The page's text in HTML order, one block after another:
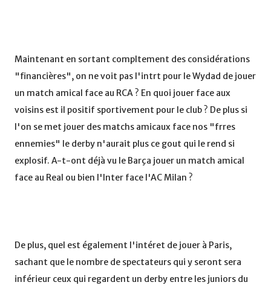
Maintenant en sortant compltement des considérations
"financières", on ne voit pas l'intrt pour le Wydad de jouer
un match amical face au RCA ? En quoi jouer face aux
voisins est il positif sportivement pour le club ? De plus si
l'on se met jouer des matchs amicaux face nos "frres
ennemies" le derby n'aurait plus ce gout qui le rend si
explosif. A-t-ont déjà vu le Barça jouer un match amical
face au Real ou bien l'Inter face l'AC Milan ?
De plus, quel est également l'intéret de jouer à Paris,
sachant que le nombre de spectateurs qui y seront sera
inférieur ceux qui regardent un derby entre les juniors du